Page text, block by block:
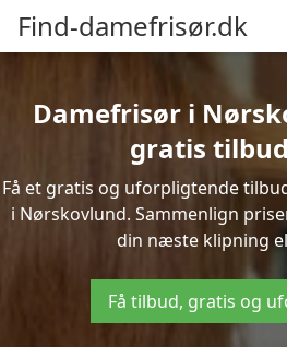
Find-damefrisør.dk
Damefrisør i
gratis
Få et gratis og uforpligtende
i Nørskovlund. Sammenlign
din næste klipning
Få tilbud, gratis og